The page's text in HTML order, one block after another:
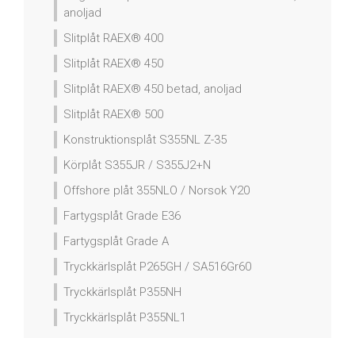
anoljad
Slitplåt RAEX® 400
Slitplåt RAEX® 450
Slitplåt RAEX® 450 betad, anoljad
Slitplåt RAEX® 500
Konstruktionsplåt S355NL Z-35
Körplåt S355JR / S355J2+N
Offshore plåt 355NLO / Norsok Y20
Fartygsplåt Grade E36
Fartygsplåt Grade A
Tryckkärlsplåt P265GH / SA516Gr60
Tryckkärlsplåt P355NH
Tryckkärlsplåt P355NL1